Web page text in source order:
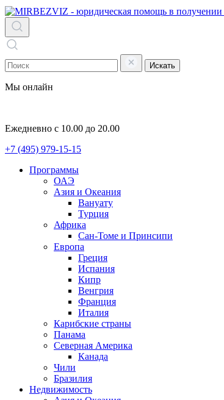
Искать
Мы онлайн
Ежедневно с 10.00 до 20.00
+7 (495) 979-15-15
Программы
ОАЭ
Азия и Океания
Вануату
Турция
Африка
Сан-Томе и Принсипи
Европа
Греция
Испания
Кипр
Венгрия
Франция
Италия
Карибские страны
Панама
Северная Америка
Канада
Чили
Бразилия
Недвижимость